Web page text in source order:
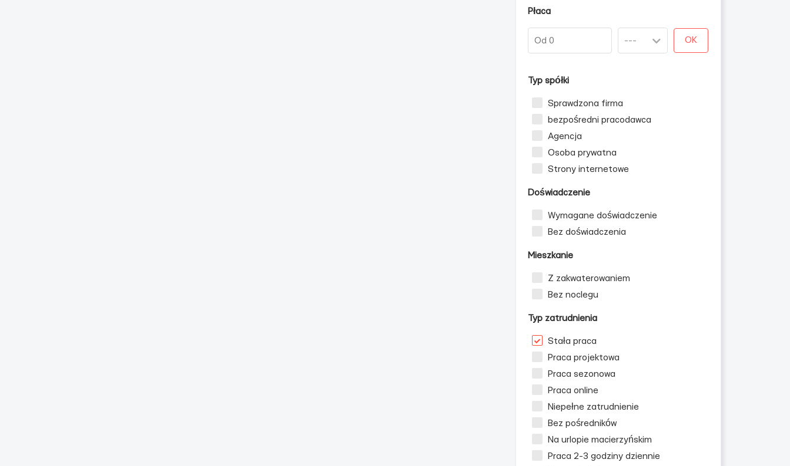
Płaca
OK
Typ spółki
Sprawdzona firma
bezpośredni pracodawca
Agencja
Osoba prywatna
Strony internetowe
Doświadczenie
Wymagane doświadczenie
Bez doświadczenia
Mieszkanie
Z zakwaterowaniem
Bez noclegu
Typ zatrudnienia
Stała praca
Praca projektowa
Praca sezonowa
Praca online
Niepełne zatrudnienie
Bez pośredników
Na urlopie macierzyńskim
Praca 2-3 godziny dziennie